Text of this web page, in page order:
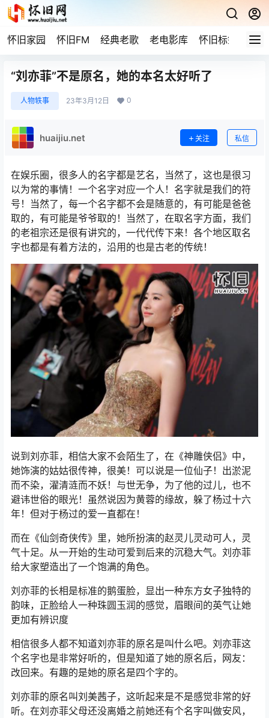
怀旧家园 怀旧FM 经典老歌 老电影库 怀旧标签 网
“刘亦菲”不是原名，她的本名太好听了
人物轶事 23年3月12日 0
huaijiu.net 关注 私信
在娱乐圈，很多人的名字都是艺名，当然了，这也是很习
以为常的事情！一个名字对应一个人！名字就是我们的符
号！当然了，每一个名字都不会是随意的，有可能是爸爸
取的，有可能是爷爷取的！当然了，在取名字方面，我们
的老祖宗还是很有讲究的，一代代传下来！各个地区取名
字也都是有着方法的，沿用的也是古老的传统！
说到刘亦菲，相信大家不会陌生了，在《神雕侠侣》中，
她饰演的姑姑很传神，很美！可以说是一位仙子！出淤泥
而不染，濯清涟而不妖！与世无争，为了他的过儿，也不
避讳世俗的眼光！虽然说因为黄蓉的缘故，躲了杨过十六
年！但对于杨过的爱一直都在！
而在《仙剑奇侠传》里，她所扮演的赵灵儿灵动可人，灵
气十足。从一开始的生动可爱到后来的沉稳大气。刘亦菲
给大家塑造出了一个饱满的角色。
刘亦菲的长相是标准的鹅蛋脸，显出一种东方女子独特的
韵味，正脸给人一种珠圆玉润的感觉，眉眼间的英气让她
更加有辨识度
相信很多人都不知道刘亦菲的原名是叫什么吧。刘亦菲这
个名字也是非常好听的，但是知道了她的原名后，网友：
改回来。有趣的是她的原名是四个字的。
刘亦菲的原名叫刘美茜子，这听起来是不是感觉非常的好
听。在刘亦菲父母还没离婚之前她还有个名字叫做安风，